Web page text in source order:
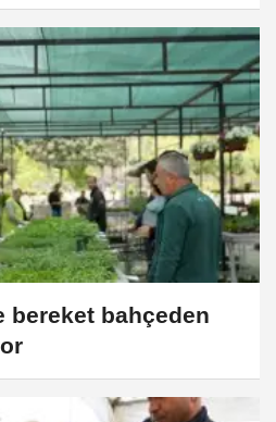
bereket bahçeden